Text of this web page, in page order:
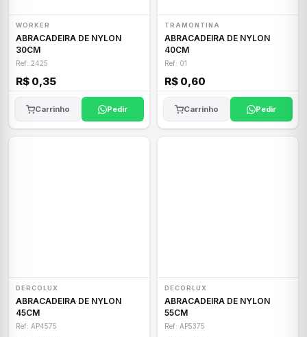
WORKER
ABRACADEIRA DE NYLON
30CM
Ref: 2425
R$ 0,35
Carrinho Pedir
TRAMONTINA
ABRACADEIRA DE NYLON
40CM
Ref: 01
R$ 0,60
Carrinho Pedir
DERCOLUX
ABRACADEIRA DE NYLON
45CM
Ref: AP4575
DECORLUX
ABRACADEIRA DE NYLON
55CM
Ref: AP5375